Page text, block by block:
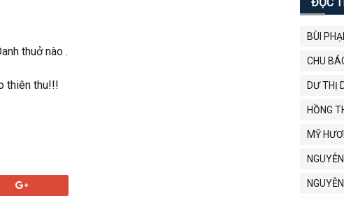
thuở nào .
thiên thu!!!
BÙI
CHU
DƯ THỊ
HỒNG
MỸ